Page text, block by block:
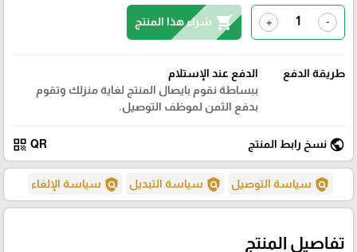
-
+
shopping_cart شراء هذا المنتج
طريقة الدفع
الدفع عند الإستلام
ببساطة نقوم بايصال المنتج لغاية منزلك وتقوم
بدفع الثمن لموظف التوصيل.
public نسخ رابط المنتج QR
qr_code
policy سياسة التوصيل policy سياسة التبديل policy سياسة الإلغاء
تفاصيل المنتج